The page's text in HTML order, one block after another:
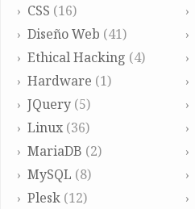
CSS (16)
Diseño Web (41)
Ethical Hacking (4)
Hardware (1)
JQuery (5)
Linux (36)
MariaDB (2)
MySQL (8)
Plesk (12)